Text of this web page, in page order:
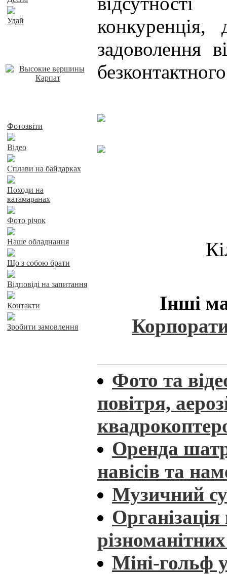
Удай
Фотозвіти
Відео
Сплави на байдарках
Походи на
катамаранах
Фото річок
Наше обладнання
Що з собою брати
Відповіді на запитання
Контакти
Зробити замовлення
задоволення
Інші
Фото та
повітря,
Оренда
навісів та
Музичний
Організація
Міні-гольф